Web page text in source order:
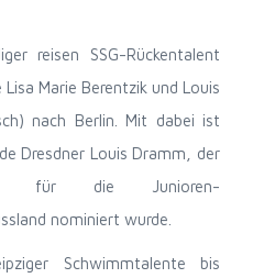
reisen SSG-Rückentalent
Marie Berentzik und Louis
nach Berlin. Mit dabei ist
Dresdner Louis Dramm, der
für die Junioren-
nominiert wurde.
Schwimmtalente bis